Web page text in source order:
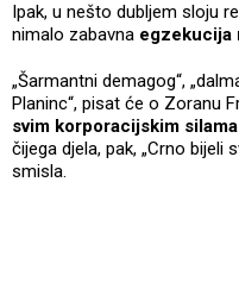
Ipak, u nešto dubljem sloju
nimalo zabavna egzekucija
„Šarmantni demagog“,
Planinc“, pisat će o Zoranu
svim korporacijskim
čijega djela, pak, „Crno bijeli
smisla.